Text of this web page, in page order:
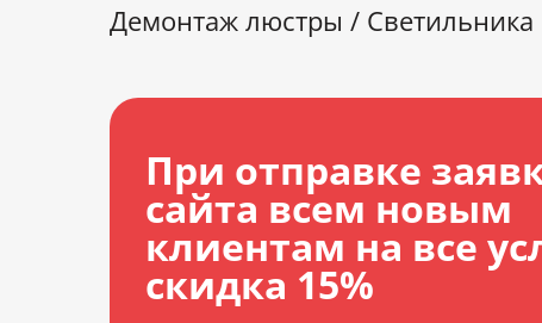
Демонтаж люстры / Светильника
При отправке
сайта всем новым
клиентам на все
скидка 15%